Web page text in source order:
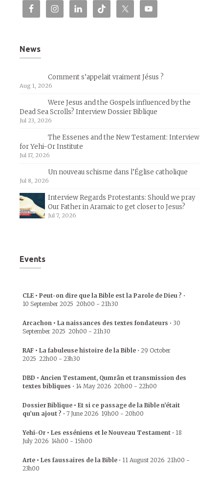
News
Comment s’appelait vraiment Jésus ?
Aug 1, 2026
Were Jesus and the Gospels influenced by the
Dead Sea Scrolls? Interview Dossier Biblique
Jul 23, 2026
The Essenes and the New Testament: Interview
for Yehi-Or Institute
Jul 17, 2026
Un nouveau schisme dans l’Église catholique
Jul 8, 2026
Interview Regards Protestants: Should we pray
Our Father in Aramaic to get closer to Jesus?
Jul 7, 2026
Events
CLE • Peut-on dire que la Bible est la Parole de Dieu ? •
10 September 2025 20h00 - 21h30
Arcachon • La naissances des textes fondateurs • 30
September 2025 20h00 - 21h30
RAF • La fabuleuse histoire de la Bible • 29 October
2025 22h00 - 23h30
DBD • Ancien Testament, Qumrân et transmission des
textes bibliques • 14 May 2026 20h00 - 22h00
Dossier Biblique • Et si ce passage de la Bible n’était
qu’un ajout ? • 7 June 2026 19h00 - 20h00
Yehi-Or • Les esséniens et le Nouveau Testament • 18
July 2026 14h00 - 15h00
Arte • Les faussaires de la Bible • 11 August 2026 21h00 -
23h00